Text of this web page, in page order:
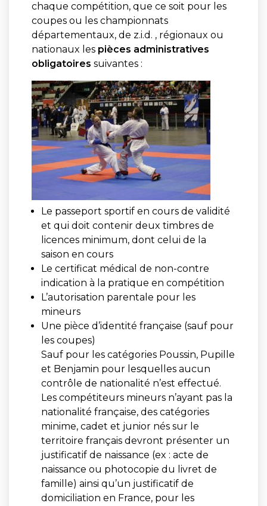
chaque compétition, que ce soit pour les
coupes ou les championnats
départementaux, de z.i.d. , régionaux ou
nationaux lespièces administratives
obligatoires suivantes :
Le passeport sportif en cours de validité
et qui doit contenir deux timbres de
licences minimum, dont celui de la
saison en cours
Le certificat médical de non-contre
indication à la pratique en compétition
L’autorisation parentale pour les
mineurs
Une pièce d’identité française (sauf pour
les coupes)
Sauf pour les catégories Poussin, Pupille
et Benjamin pour lesquelles aucun
contrôle de nationalité n’est effectué.
Les compétiteurs mineurs n’ayant pas la
nationalité française, des catégories
minime, cadet et junior nés sur le
territoire français devront présenter un
justificatif de naissance (ex : acte de
naissance ou photocopie du livret de
famille) ainsi qu’un justificatif de
domiciliation en France, pour les